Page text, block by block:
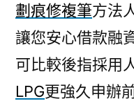
劃痕修複筆方法
讓您安心借款融
可比較後指採用
LPG更強久申辦